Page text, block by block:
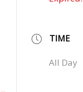
TIME
All Day